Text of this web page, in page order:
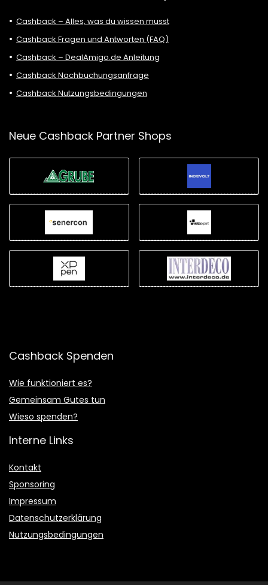
Cashback – Alles, was du wissen musst
Cashback Fragen und Antworten (FAQ)
Cashback – DealAmigo.de Anleitung
Cashback Nachbuchungsanfrage
Cashback Nutzungsbedingungen
Neue Cashback Partner Shops
Cashback Spenden
Wie funktioniert es?
Gemeinsam Gutes tun
Wieso spenden?
Interne Links
Kontakt
Sponsoring
Impressum
Datenschutzerklärung
Nutzungsbedingungen